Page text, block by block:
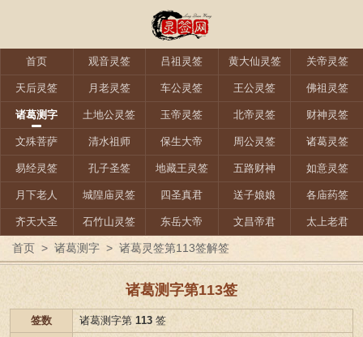
首页 观音灵签 吕祖灵签 黄大仙灵签 关帝灵签
天后灵签 月老灵签 车公灵签 王公灵签 佛祖灵签
诸葛测字 土地公灵签 玉帝灵签 北帝灵签 财神灵签
文殊菩萨 清水祖师 保生大帝 周公灵签 诸葛灵签
易经灵签 孔子圣签 地藏王灵签 五路财神 如意灵签
月下老人 城隍庙灵签 四圣真君 送子娘娘 各庙药签
齐天大圣 石竹山灵签 东岳大帝 文昌帝君 太上老君
首页 > 诸葛测字 > 诸葛灵签第113签解签
诸葛测字第113签
签数 诸葛测字第 113 签